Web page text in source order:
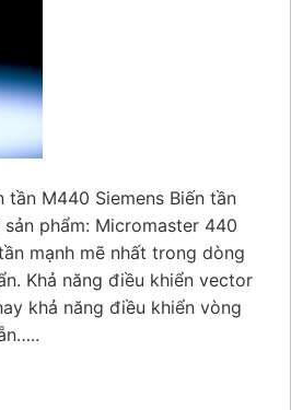
tần M440 Siemens Biến tần
phẩm: Micromaster 440
mạnh mẽ nhất trong dòng
Khả năng điều khiển vector
khả năng điều khiển vòng